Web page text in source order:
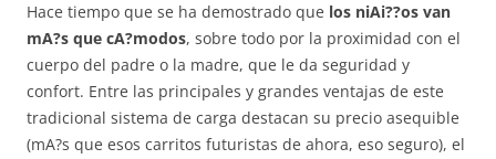
Hace tiempo que se ha demostrado que los niAi??os van
mA?s que cA?modos, sobre todo por la proximidad con el
cuerpo del padre o la madre, que le da seguridad y
confort. Entre las principales y grandes ventajas de este
tradicional sistema de carga destacan su precio asequible
(mA?s que esos carritos futuristas de ahora, eso seguro), el